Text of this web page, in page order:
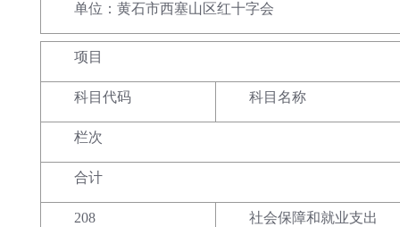
单位：黄石市西塞山区红十字会
项目
科目代码 科目名称
栏次
合计
208 社会保障和就业支出